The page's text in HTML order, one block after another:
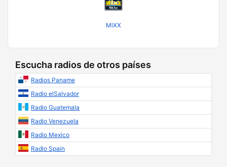
MiXX
Escucha radios de otros países
Radios Paname
Radio elSalvador
Radio Guatemala
Radio Venezuela
Radio Mexico
Radio Spain